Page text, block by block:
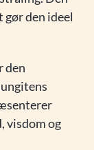
den ideel
den
visdom og